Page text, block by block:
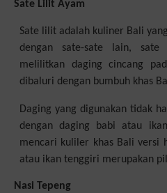
Sate Lilit Ayam
Sate lilit adalah kuliner Bali
dengan sate-sate lain,
melilitkan daging cincang
dibaluri dengan bumbuh khas
Daging yang digunakan tidak
dengan daging babi atau
mencari kuliler khas Bali versi
atau ikan tenggiri merupakan
Nasi Tepeng